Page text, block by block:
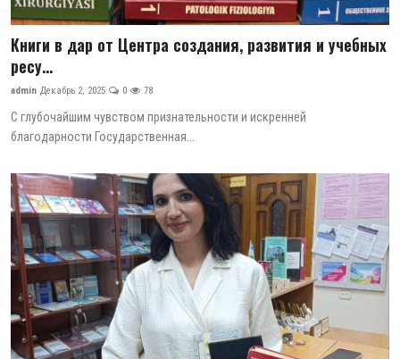
ИИ
PDF-translator
Статистика
Проблемы Арала
Антикоррупция
Русский
Книги в дар от Центра создания, развития и учебных
ресу...
admin Декабрь 2, 2025 0 78
С глубочайшим чувством признательности и искренней
благодарности Государственная...